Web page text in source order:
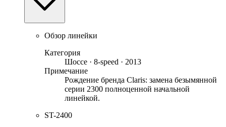
Обзор линейки
Категория
Шоссе · 8-speed · 2013
Примечание
Рождение бренда Claris: замена безымянной
серии 2300 полноценной начальной
линейкой.
ST-2400